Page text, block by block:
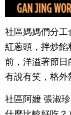
社區媽媽們分工
紅蔥頭，拌炒
前，洋溢著節日
有說有笑，格外
社區阿嬤 張淑